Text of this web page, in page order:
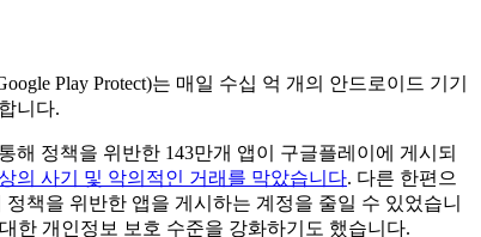
Play Protect)는 매일 수십 억 개의 안드로이드 기기
니다.
정책을 위반한 143만개 앱이 구글플레이에 게시되
의 사기 및 악의적인 거래를 막았습니다. 다른 한편으
책을 위반한 앱을 게시하는 계정을 줄일 수 있었습니
한 개인정보 보호 수준을 강화하기도 했습니다.